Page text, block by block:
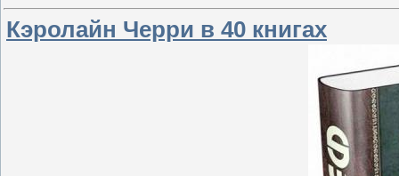
Кэролайн Черри в 40 книгах